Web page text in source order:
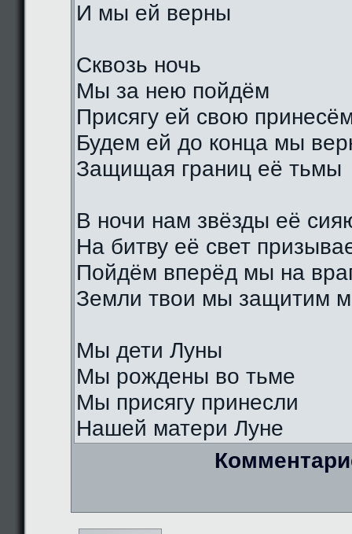
И мы ей верны
Сквозь ночь
Мы за нею пойдём
Присягу ей свою
Будем ей до конца мы
Защищая границ её тьмы
В ночи нам звёзды её
На битву её свет
Пойдём вперёд мы на
Земли твои мы защитим
Мы дети Луны
Мы рождены во тьме
Мы присягу принесли
Нашей матери Луне